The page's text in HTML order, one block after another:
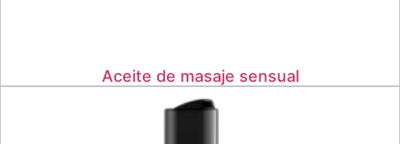
Aceite de masaje sensual